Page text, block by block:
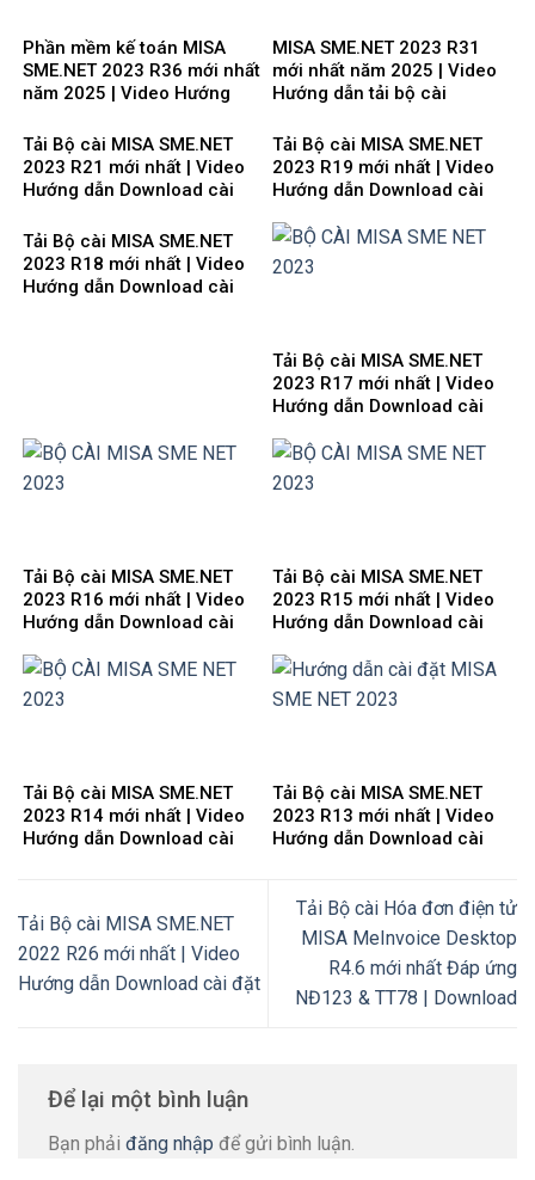
Phần mềm kế toán MISA
SME.NET 2023 R36 mới nhất
năm 2025 | Video Hướng
MISA SME.NET 2023 R31
mới nhất năm 2025 | Video
Hướng dẫn tải bộ cài
Tải Bộ cài MISA SME.NET
2023 R21 mới nhất | Video
Hướng dẫn Download cài
Tải Bộ cài MISA SME.NET
2023 R19 mới nhất | Video
Hướng dẫn Download cài
Tải Bộ cài MISA SME.NET
2023 R18 mới nhất | Video
Hướng dẫn Download cài
Tải Bộ cài MISA SME.NET
2023 R17 mới nhất | Video
Hướng dẫn Download cài
Tải Bộ cài MISA SME.NET
2023 R16 mới nhất | Video
Hướng dẫn Download cài
Tải Bộ cài MISA SME.NET
2023 R15 mới nhất | Video
Hướng dẫn Download cài
Tải Bộ cài MISA SME.NET
2023 R14 mới nhất | Video
Hướng dẫn Download cài
Tải Bộ cài MISA SME.NET
2023 R13 mới nhất | Video
Hướng dẫn Download cài
Tải Bộ cài MISA SME.NET
2022 R26 mới nhất | Video
Hướng dẫn Download cài đặt
Tải Bộ cài Hóa đơn điện tử
MISA MeInvoice Desktop
R4.6 mới nhất Đáp ứng
NĐ123 & TT78 | Download
Để lại một bình luận
Bạn phải đăng nhập để gửi bình luận.